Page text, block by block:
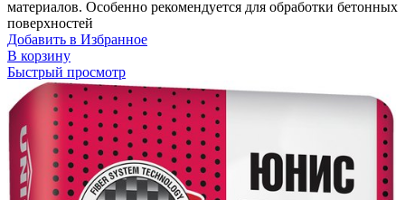
материалов. Особенно рекомендуется для обработки бетонных
поверхностей
Добавить в Избранное
В корзину
Быстрый просмотр